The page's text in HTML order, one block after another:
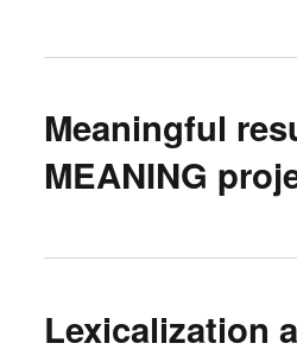
Meaningful
MEANING
Lexicalization